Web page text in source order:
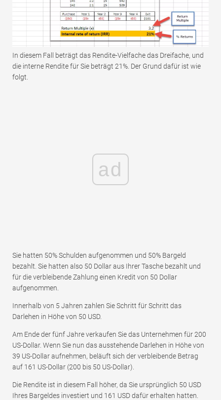
In diesem Fall beträgt das Rendite-Vielfache das Dreifache, und
die interne Rendite für Sie beträgt 21%. Der Grund dafür ist wie
folgt.
ad
Sie hatten 50% Schulden aufgenommen und 50% Bargeld
bezahlt. Sie hatten also 50 Dollar aus Ihrer Tasche bezahlt und
für die verbleibende Zahlung einen Kredit von 50 Dollar
aufgenommen.
Innerhalb von 5 Jahren zahlen Sie Schritt für Schritt das
Darlehen in Höhe von 50 USD.
Am Ende der fünf Jahre verkaufen Sie das Unternehmen für 200
US-Dollar. Wenn Sie nun das ausstehende Darlehen in Höhe von
39 US-Dollar aufnehmen, beläuft sich der verbleibende Betrag
auf 161 US-Dollar (200 bis 50 US-Dollar).
Die Rendite ist in diesem Fall höher, da Sie ursprünglich 50 USD
Ihres Bargeldes investiert und 161 USD dafür erhalten hatten.